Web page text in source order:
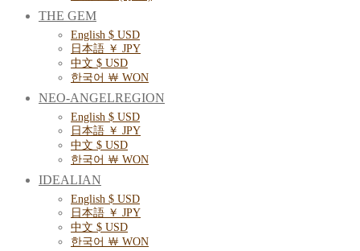
THE GEM
English $ USD
日本語 ￥ JPY
中文 $ USD
한국어 ￦ WON
NEO-ANGELREGION
English $ USD
日本語 ￥ JPY
中文 $ USD
한국어 ￦ WON
IDEALIAN
English $ USD
日本語 ￥ JPY
中文 $ USD
한국어 ￦ WON